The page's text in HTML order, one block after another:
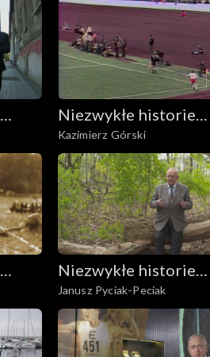
Niezwykłe historie
Biało-Czerwonych
Kazimierz Górski
Niezwykłe historie
Biało-Czerwonych
Janusz Pyciak-Peciak